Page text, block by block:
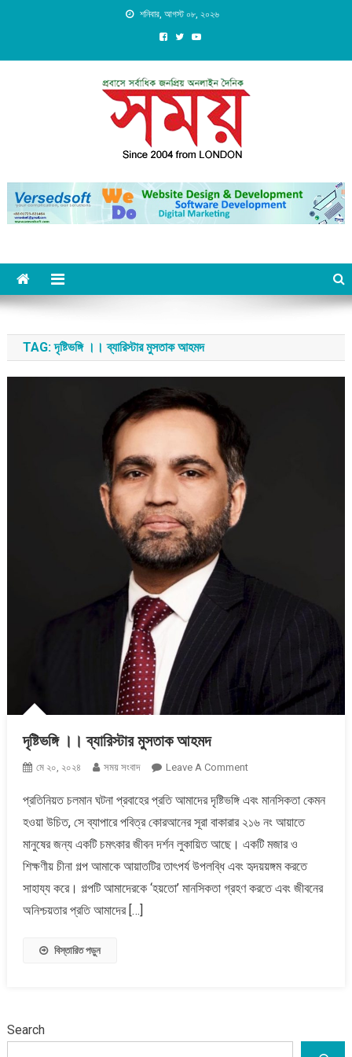
শনিবার, আগস্ট ০৮, ২০২৬
Daily Shomoy, Since 2004
from LONDON
TAG:দৃষ্টিভঙ্গি ।। ব্যারিস্টার মুসতাক আহমদ
দৃষ্টিভঙ্গি ।। ব্যারিস্টার মুসতাক আহমদ
মে ২০, ২০২৪ সময় সংবাদ Leave A CommentOn
।।
ব্যারিস্টার
মুসতাক
প্রতিনিয়ত চলমান ঘটনা প্রবাহের প্রতি আমাদের দৃষ্টিভঙ্গি এবং মানসিকতা কেমন
হওয়া উচিত, সে ব্যাপারে পবিত্র কোরআনের সূরা বাকারার ২১৬ নং আয়াতে
মানুষের জন্য একটি চমৎকার জীবন দর্শন লুকায়িত আছে। একটি মজার ও
শিক্ষণীয় চীনা গল্প আমাকে আয়াতটির তাৎপর্য উপলব্ধি এবং হৃদয়য়ঙ্গম করতে
সাহায্য করে। গল্পটি আমাদেরকে ‘হয়তো’ মানসিকতা গ্রহণ করতে এবং জীবনের
অনিশ্চয়তার প্রতি আমাদের […]
বিস্তারিত পড়ুন
Search